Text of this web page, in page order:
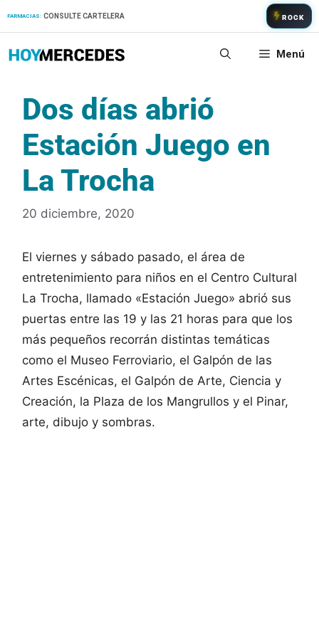
FARMACIAS: CONSULTE CARTELERA ROCK
Menú
Dos días abrió
Estación Juego en
La Trocha
20 diciembre, 2020
El viernes y sábado pasado, el área de
entretenimiento para niños en el Centro Cultural
La Trocha, llamado «Estación Juego» abrió sus
puertas entre las 19 y las 21 horas para que los
más pequeños recorrán distintas temáticas
como el Museo Ferroviario, el Galpón de las
Artes Escénicas, el Galpón de Arte, Ciencia y
Creación, la Plaza de los Mangrullos y el Pinar,
arte, dibujo y sombras.